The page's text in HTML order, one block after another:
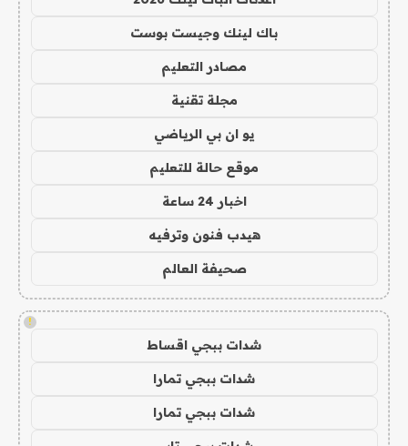
باك لينك وجيست بوست
مصادر التعليم
مجلة تقنية
يو ان بي الرياضي
موقع حالة للتعليم
اخبار 24 ساعة
هيدب فنون وترفيه
صحيفة العالم
!
شدات ببجي اقساط
شدات ببجي تمارا
شدات ببجي تمارا